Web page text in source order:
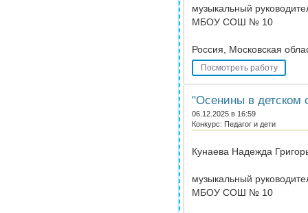
музыкальный
МБОУ СОШ № 10
Россия, Московская
Посмотреть работу
"Осенины в детском
06.12.2025 в 16:59
Конкурс: Педагог и дети
Кунаева Надежда
музыкальный
МБОУ СОШ № 10